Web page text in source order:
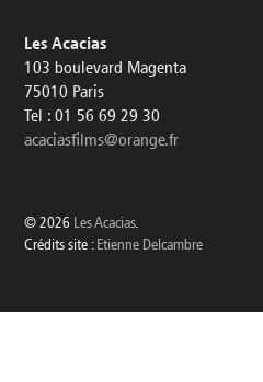
Les Acacias
103 boulevard Magenta
75010 Paris
Tel : 01 56 69 29 30
acaciasfilms@orange.fr
© 2026 Les Acacias.
Crédits site : Etienne Delcambre